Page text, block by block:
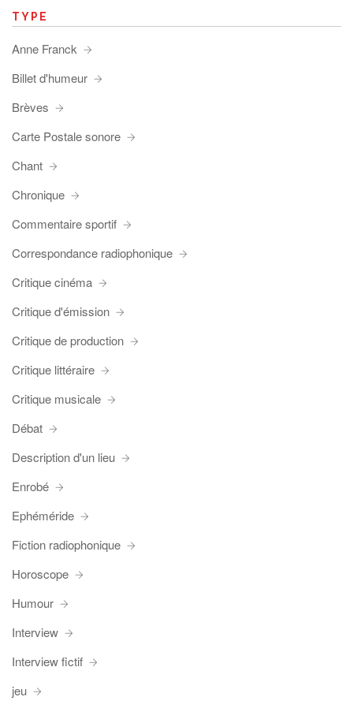
TYPE
Anne Franck
Billet d'humeur
Brèves
Carte Postale sonore
Chant
Chronique
Commentaire sportif
Correspondance radiophonique
Critique cinéma
Critique d'émission
Critique de production
Critique littéraire
Critique musicale
Débat
Description d'un lieu
Enrobé
Ephéméride
Fiction radiophonique
Horoscope
Humour
Interview
Interview fictif
jeu